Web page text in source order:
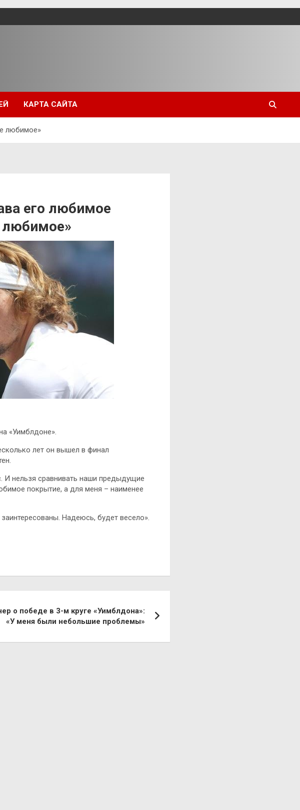
КАРТА САЙТА
любимое»
его любимое
любимое»
«Уимблдоне».
лет он вышел в финал
И нельзя сравнивать наши предыдущие
покрытие, а для меня – наименее
Надеюсь, будет весело».
о победе в 3-м круге «Уимблдона»:
«У меня были небольшие проблемы»